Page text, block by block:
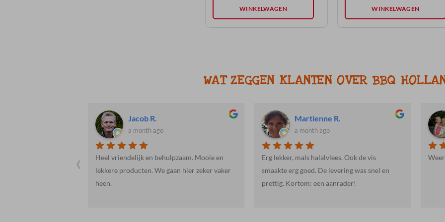
WINKELWAGEN
WINKELWAGEN
WAT ZEGGEN KLANTEN OVER BBQ
Jacob R.
a month ago
Heel vriendelijk en behulpzaam. Mooie en
lekkere producten. We gaan hier zeker vaker
heen.
Martienne R.
a month ago
Erg lekker, mals halalvlees. Ook de vis
smaakte erg goed. De levering was snel en
prettig. Kortom: een aanrader!
‹